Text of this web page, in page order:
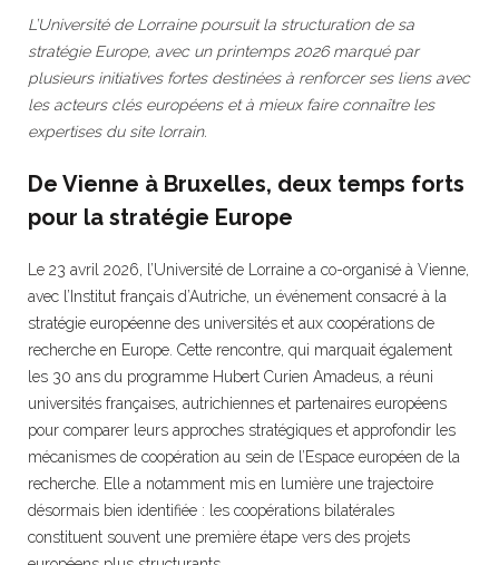
L’Université de Lorraine poursuit la structuration de sa
stratégie Europe, avec un printemps 2026 marqué par
plusieurs initiatives fortes destinées à renforcer ses liens avec
les acteurs clés européens et à mieux faire connaître les
expertises du site lorrain.
De Vienne à Bruxelles, deux temps forts
pour la stratégie Europe
Le 23 avril 2026, l’Université de Lorraine a co-organisé à Vienne,
avec l’Institut français d’Autriche, un événement consacré à la
stratégie européenne des universités et aux coopérations de
recherche en Europe. Cette rencontre, qui marquait également
les 30 ans du programme Hubert Curien Amadeus, a réuni
universités françaises, autrichiennes et partenaires européens
pour comparer leurs approches stratégiques et approfondir les
mécanismes de coopération au sein de l’Espace européen de la
recherche. Elle a notamment mis en lumière une trajectoire
désormais bien identifiée : les coopérations bilatérales
constituent souvent une première étape vers des projets